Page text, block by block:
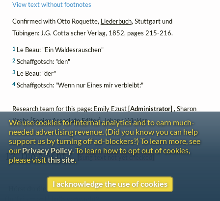
View text without footnotes
Confirmed with Otto Roquette, Liederbuch, Stuttgart und
Tübingen: J.G. Cotta'scher Verlag, 1852, pages 215-216.
1Le Beau: "Ein Waldesrauschen"
2Schaffgotsch: "den"
3Le Beau: "der"
4Schaffgotsch: "Wenn nur Eines mir verbleibt:"
Research team for this page: Emily Ezust [Administrator] , Sharon
Krebs[Senior Associate Editor], Johann Winkler
13. Die Nacht [sung text not yet checked]
  Hörst du die Gründe rufen
We use cookies for internal analytics and to earn much-
needed advertising revenue. (Did you know you can help
support us by turning off ad-blockers?) To learn more, see
our Privacy Policy. To learn how to opt out of cookies,
please visitthis site.
I acknowledge the use of cookies